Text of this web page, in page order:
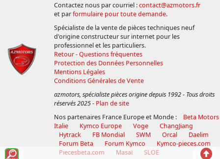
Contactez nous par courriel :contact@azmotors.fr
et parformulaire pour toute demande.
Spécialiste de la vente de pièces techniques neuf
d'origine constructeur sur internet pour les
professionnel et les particuliers.
Retour - Questions fréquentes
Protection des Données Personnelles
Mentions Légales
Conditions Générales de Vente
azmotors, spécialiste pièces origine depuis 1992 - Tous droits
réservés 2025- Plan de site
Nos partenaires France Europe et Monde :
Beta Motors
Italie
Kymco Europe Voge
ChangJiang
Hytrack
FB Mondial SWM Orcal
Daelim
Forum Beta
Forum Kymco
Kymco-pieces.com
Piecesbeta.com
Masaï SLOE
Voir